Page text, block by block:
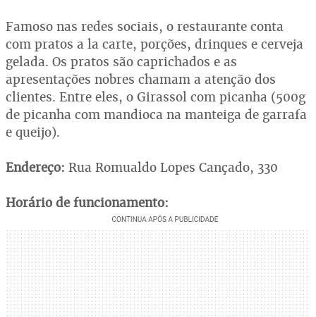
Famoso nas redes sociais, o restaurante conta
com pratos a la carte, porções, drinques e cerveja
gelada. Os pratos são caprichados e as
apresentações nobres chamam a atenção dos
clientes. Entre eles, o Girassol com picanha (500g
de picanha com mandioca na manteiga de garrafa
e queijo).
Endereço: Rua Romualdo Lopes Cançado, 330
Horário de funcionamento: